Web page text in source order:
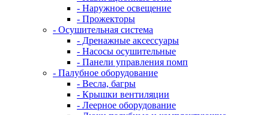
- Наружное освещение
- Прожекторы
- Осушительная система
- Дренажные аксессуары
- Насосы осушительные
- Панели управления помп
- Палубное оборудование
- Весла, багры
- Крышки вентиляции
- Леерное оборудование